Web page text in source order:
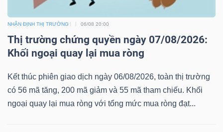
NHẬN ĐỊNH THỊ TRƯỜNG 06/08 20:00
Thị trường chứng quyền ngày 07/08/2026:
Khối ngoại quay lại mua ròng
Kết thúc phiên giao dịch ngày 06/08/2026, toàn thị trường
có 56 mã tăng, 200 mã giảm và 55 mã tham chiếu. Khối
ngoại quay lại mua ròng với tổng mức mua ròng đạt...